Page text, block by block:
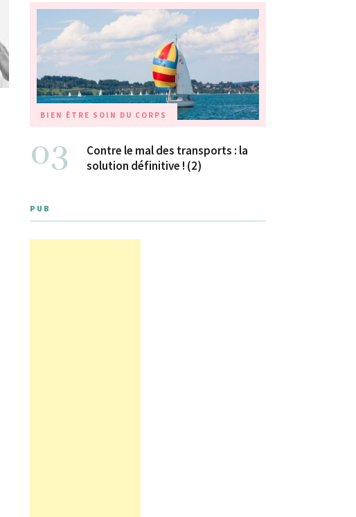
BIEN ÊTRE SOIN DU CORPS
03
Contre le mal des transports : la
solution définitive ! (2)
PUB